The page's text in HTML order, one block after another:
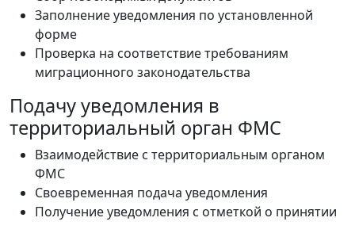
Заполнение уведомления по установленной
форме
Проверка на соответствие требованиям
миграционного законодательства
Подачу уведомления в
территориальный орган ФМС
Взаимодействие с территориальным органом
ФМС
Своевременная подача уведомления
Получение уведомления с отметкой о принятии